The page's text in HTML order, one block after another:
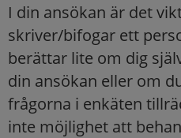
I din ansökan är det
skriver/bifogar ett
berättar lite om dig
din ansökan eller om
frågorna i enkäten
inte möjlighet att